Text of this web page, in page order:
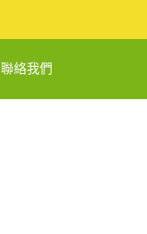
聯絡我們